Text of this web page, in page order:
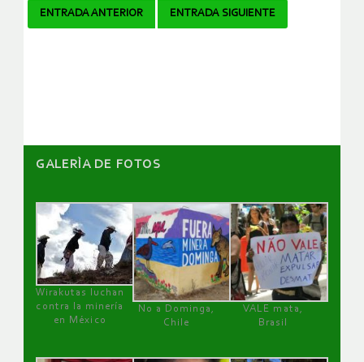
Navegador
ENTRADA ANTERIOR ENTRADA SIGUIENTE
GALERÌA DE FOTOS
Wirakutas luchan
contra la minería
en México
No a Dominga,
Chile
VALE mata,
Brasil